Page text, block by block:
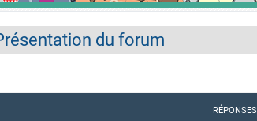
du forum
RÉPONSES